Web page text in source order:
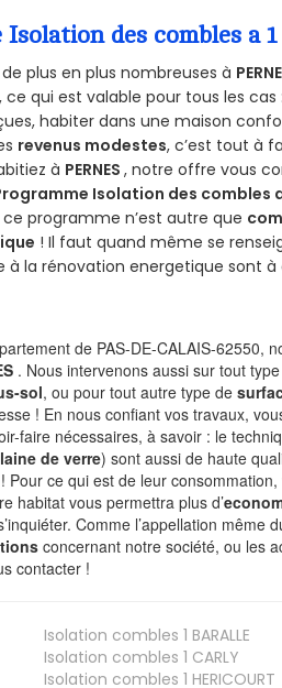
des combles a
plus en plus nombreuses à
qui est valable pour tous les cas
habiter dans une maison
revenus modestes, c’est tout à
à PERNES, notre offre vous
Isolation des combles
programme n’est autre que
! Il faut quand même se
à la rénovation energetique sont à
de PAS-DE-CALAIS-62550,
. Nous intervenons aussi sur tout
sol, ou pour tout autre type de
! En nous confiant vos travaux,
faire nécessaires, à savoir : le
laine de verre) sont aussi de haute
Pour ce qui est de leur
habitat vous permettra plus d’
Comme l’appellation
concernant notre société, ou les
contacter !
Isolation combles 1 BARALLE
Isolation combles 1 CARLY
Isolation combles 1 HERICOURT